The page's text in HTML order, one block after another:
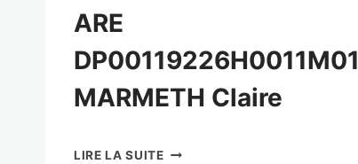
ARE
DP00119226H0011M01
MARMETH Claire
LIRE LA SUITEARE